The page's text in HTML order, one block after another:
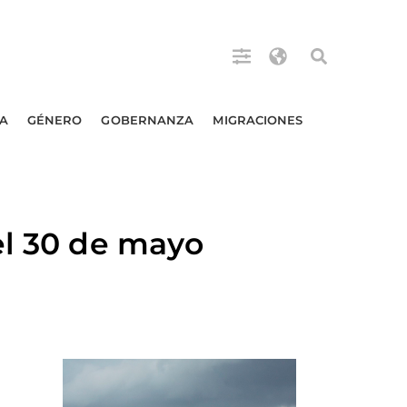
GÉNERO GOBERNANZA MIGRACIONES
30 de mayo